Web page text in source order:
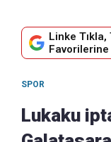
Linke
Favorilerine
SPOR
Lukaku